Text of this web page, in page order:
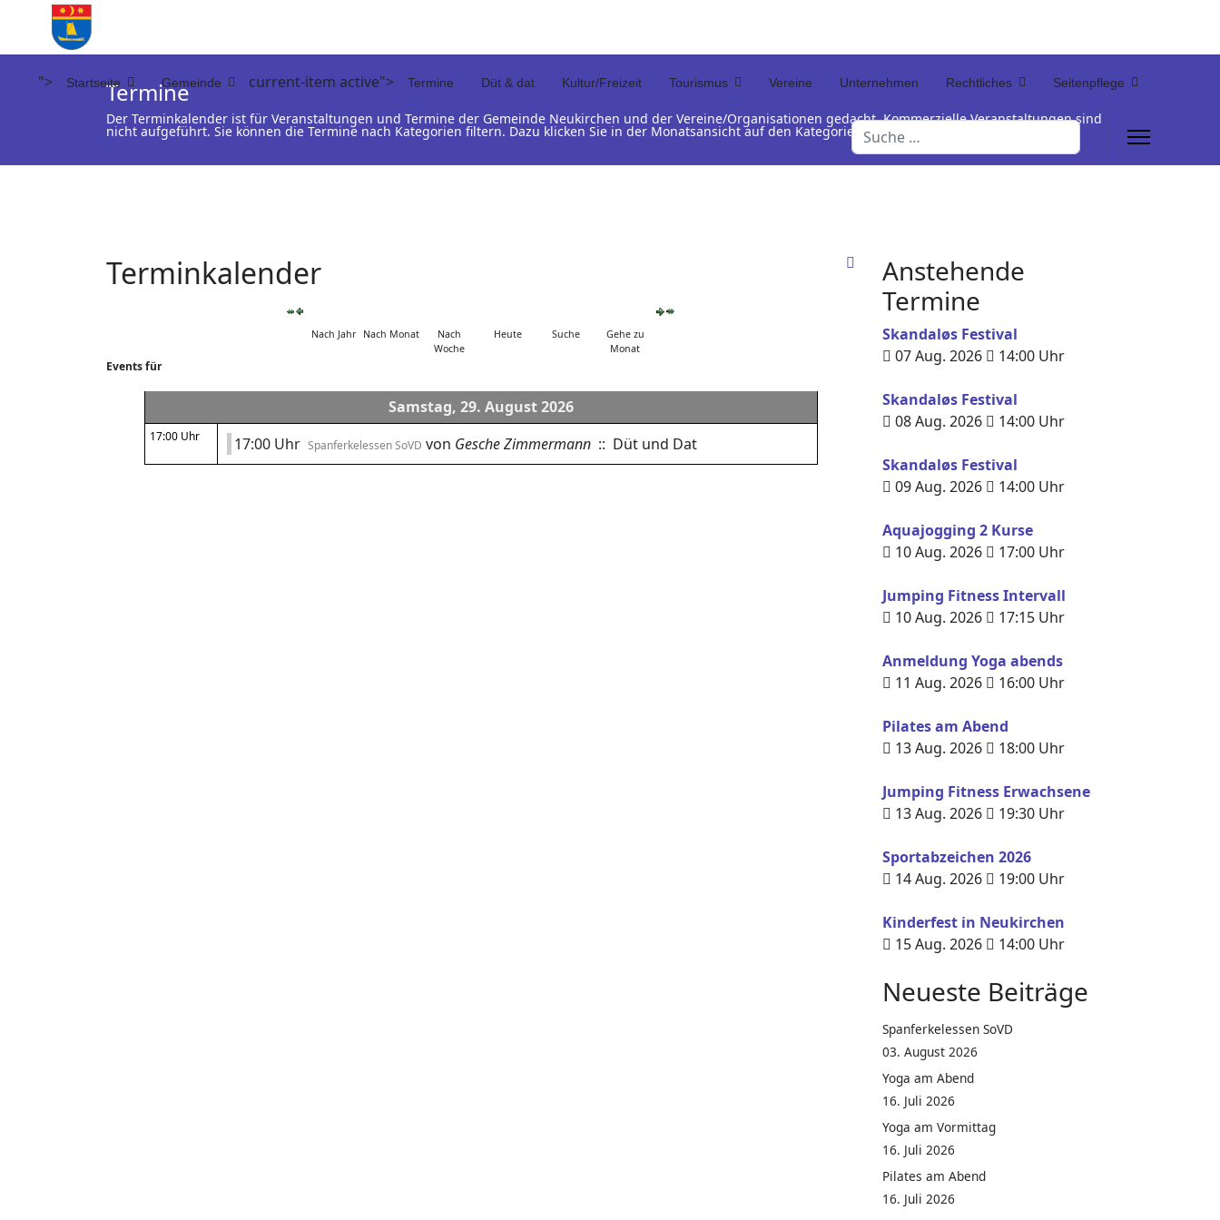
"> Startseite Gemeinde current-item active"> Termine Düt & dat Kultur/Freizeit Tourismus Vereine Unternehmen Rechtliches Seitenpflege
Suchen
Termine
Der Terminkalender ist für Veranstaltungen und Termine der Gemeinde Neukirchen und der Vereine/Organisationen gedacht. Kommerzielle Veranstaltungen sind
nicht aufgeführt. Sie können die Termine nach Kategorien filtern. Dazu klicken Sie in der Monatsansicht auf den Kategorienamen unterhalb der Termintabelle
Terminkalender
Nach Jahr Nach Monat
Nach
Woche
Heute Suche
Gehe zu
Monat
Events für
Samstag, 29. August 2026
17:00 Uhr 17:00 Uhr Spanferkelessen SoVD von Gesche Zimmermann:: Düt und Dat
Anstehende
Termine
Skandaløs Festival
07 Aug. 2026
14:00 Uhr
Skandaløs Festival
08 Aug. 2026
14:00 Uhr
Skandaløs Festival
09 Aug. 2026
14:00 Uhr
Aquajogging 2 Kurse
10 Aug. 2026
17:00 Uhr
Jumping Fitness Intervall
10 Aug. 2026
17:15 Uhr
Anmeldung Yoga abends
11 Aug. 2026
16:00 Uhr
Pilates am Abend
13 Aug. 2026
18:00 Uhr
Jumping Fitness Erwachsene
13 Aug. 2026
19:30 Uhr
Sportabzeichen 2026
14 Aug. 2026
19:00 Uhr
Kinderfest in Neukirchen
15 Aug. 2026
14:00 Uhr
Neueste Beiträge
Spanferkelessen SoVD
03. August 2026
Yoga am Abend
16. Juli 2026
Yoga am Vormittag
16. Juli 2026
Pilates am Abend
16. Juli 2026